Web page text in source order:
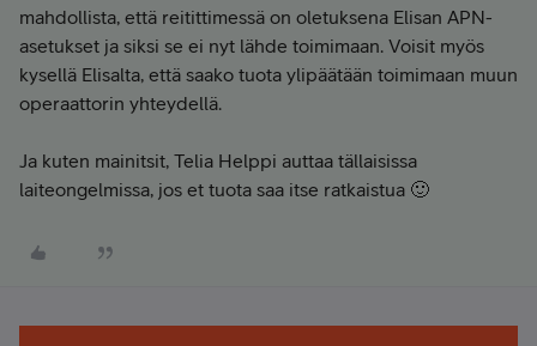
mahdollista, että reitittimessä on oletuksena Elisan APN-
asetukset ja siksi se ei nyt lähde toimimaan. Voisit myös
kysellä Elisalta, että saako tuota ylipäätään toimimaan muun
operaattorin yhteydellä.
Ja kuten mainitsit, Telia Helppi auttaa tällaisissa
laiteongelmissa, jos et tuota saa itse ratkaistua 🙂